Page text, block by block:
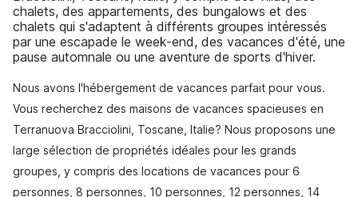
chalets, des appartements, des bungalows et des
chalets qui s'adaptent à différents groupes intéressés
par une escapade le week-end, des vacances d'été, une
pause automnale ou une aventure de sports d'hiver.
Nous avons l'hébergement de vacances parfait pour vous.
Vous recherchez des maisons de vacances spacieuses en
Terranuova Bracciolini, Toscane, Italie? Nous proposons une
large sélection de propriétés idéales pour les grands
groupes, y compris des locations de vacances pour 6
personnes, 8 personnes, 10 personnes, 12 personnes, 14